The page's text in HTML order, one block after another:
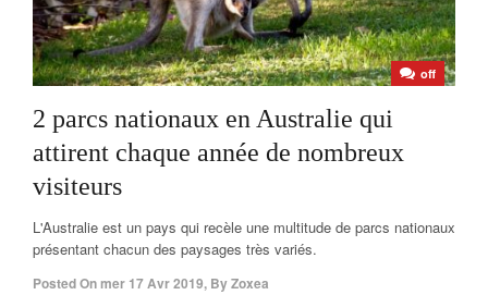
off
2 parcs nationaux en Australie qui
attirent chaque année de nombreux
visiteurs
L'Australie est un pays qui recèle une multitude de parcs nationaux
présentant chacun des paysages très variés.
Posted Onmer 17 Avr 2019, ByZoxea